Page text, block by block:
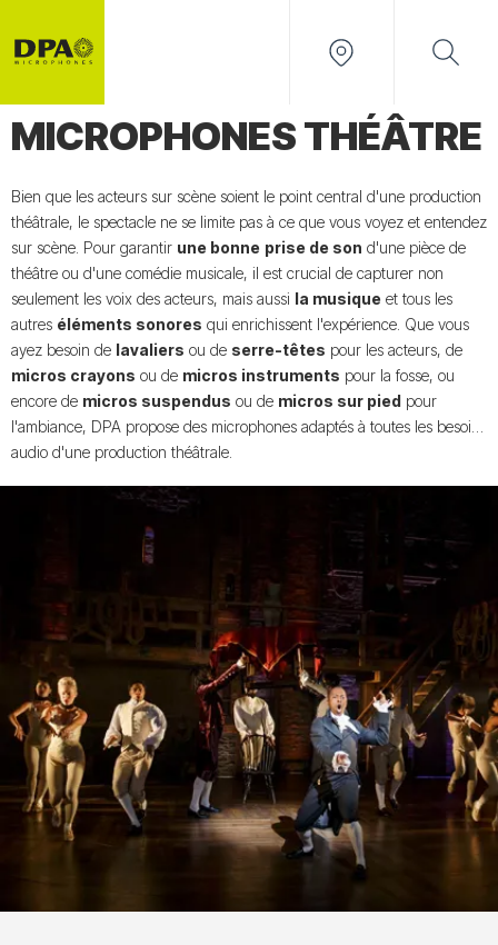
MICROPHONES THÉÂTRE
Bien que les acteurs sur scène soient le point central d'une production
théâtrale, le spectacle ne se limite pas à ce que vous voyez et entendez
sur scène. Pour garantir une bonne prise de son d'une pièce de
théâtre ou d'une comédie musicale, il est crucial de capturer non
seulement les voix des acteurs, mais aussi la musique et tous les
autres éléments sonores qui enrichissent l'expérience. Que vous
ayez besoin de lavaliers ou de serre-têtes pour les acteurs, de
micros crayons ou de micros instruments pour la fosse, ou
encore de micros suspendus ou de micros sur pied pour
l'ambiance, DPA propose des microphones adaptés à toutes les besoins
audio d'une production théâtrale.